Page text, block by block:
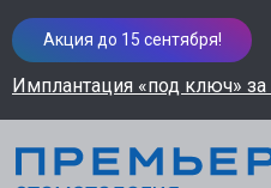
Имплантация «под ключ» за
Акция до 15 сентября!